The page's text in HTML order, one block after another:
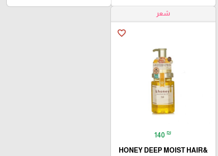
شعر
favorite_border
140 ₪
&HONEY DEEP MOIST HAIR